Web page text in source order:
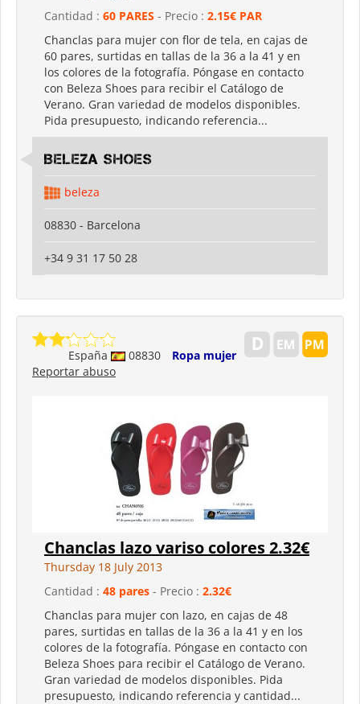
Cantidad : 60 PARES - Precio : 2.15€ PAR
Chanclas para mujer con flor de tela, en cajas de
60 pares, surtidas en tallas de la 36 a la 41 y en
los colores de la fotografía. Póngase en contacto
con Beleza Shoes para recibir el Catálogo de
Verano. Gran variedad de modelos disponibles.
Pida presupuesto, indicando referencia...
Beleza shoes
beleza
08830 - Barcelona
+34 9 31 17 50 28
España 08830
Ropa mujer
Reportar abuso
Chanclas lazo variso colores 2.32€
Thursday 18 July 2013
Cantidad : 48 pares - Precio : 2.32€
Chanclas para mujer con lazo, en cajas de 48
pares, surtidas en tallas de la 36 a la 41 y en los
colores de la fotografía. Póngase en contacto con
Beleza Shoes para recibir el Catálogo de Verano.
Gran variedad de modelos disponibles. Pida
presupuesto, indicando referencia y cantidad...